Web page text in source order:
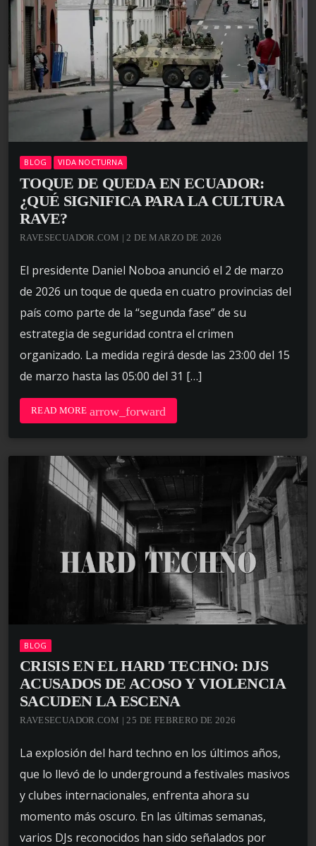
BLOG VIDA NOCTURNA
TOQUE DE QUEDA EN ECUADOR:
¿QUÉ SIGNIFICA PARA LA CULTURA
RAVE?
RAVESECUADOR.COM | 2 DE MARZO DE 2026
El presidente Daniel Noboa anunció el 2 de marzo
de 2026 un toque de queda en cuatro provincias del
país como parte de la “segunda fase” de su
estrategia de seguridad contra el crimen
organizado. La medida regirá desde las 23:00 del 15
de marzo hasta las 05:00 del 31 […]
READ MORE arrow_forward
BLOG
CRISIS EN EL HARD TECHNO: DJS
ACUSADOS DE ACOSO Y VIOLENCIA
SACUDEN LA ESCENA
RAVESECUADOR.COM | 25 DE FEBRERO DE 2026
La explosión del hard techno en los últimos años,
que lo llevó de lo underground a festivales masivos
y clubes internacionales, enfrenta ahora su
momento más oscuro. En las últimas semanas,
varios DJs reconocidos han sido señalados por